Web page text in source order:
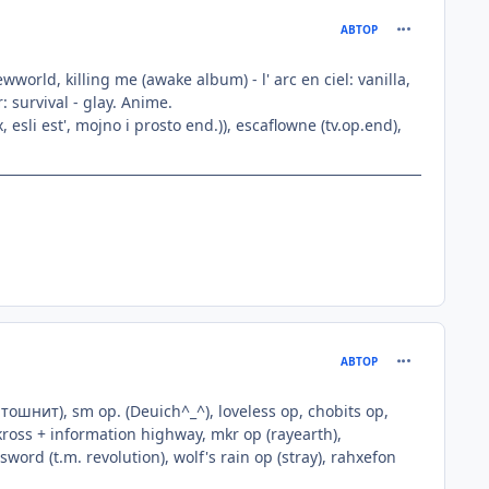
АВТОР
killing me (awake album) - l' arc en ciel: vanilla,
survival - glay. Anime.
est', mojno i prosto end.)), escaflowne (tv.op.end),
АВТОР
sm op. (Deuich^_^), loveless op, chobits op,
+ information highway, mkr op (rayearth),
(t.m. revolution), wolf's rain op (stray), rahxefon